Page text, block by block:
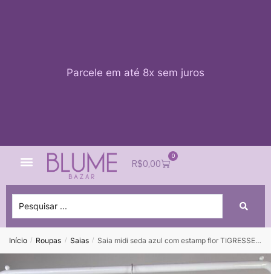
Parcele em até 8x sem juros
R$0,00
0
Início / Roupas / Saias / Saia midi seda azul com estamp flor TIGRESSE – M